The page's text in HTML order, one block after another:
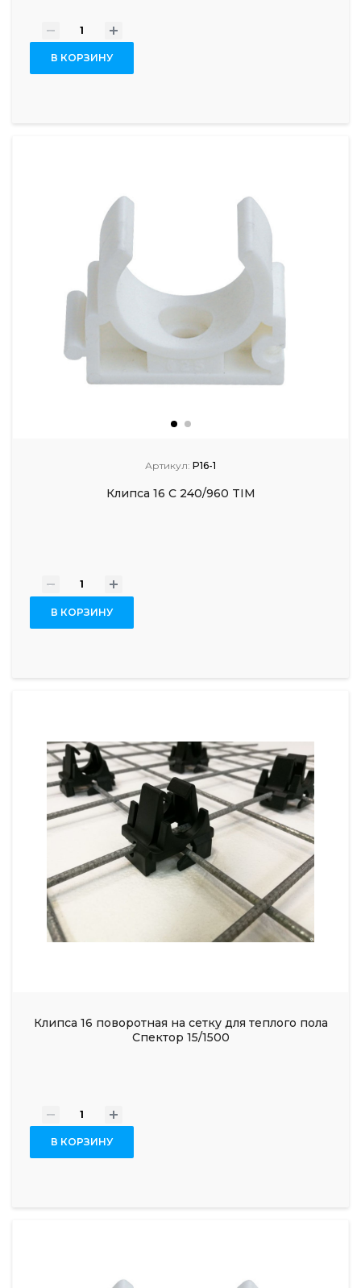
- +
В КОРЗИНУ
Артикул: P16-1
Клипса 16 С 240/960 TIM
- +
В КОРЗИНУ
Клипса 16 поворотная на сетку для теплого пола
Спектор 15/1500
- +
В КОРЗИНУ